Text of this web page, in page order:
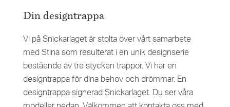
Din designtrappa
Vi på Snickarlaget är stolta över vårt samarbete
med Stina som resulterat i en unik designserie
bestående av tre stycken trappor. Vi har en
designtrappa för dina behov och drömmar. En
designtrappa signerad Snickarlaget. Du ser våra